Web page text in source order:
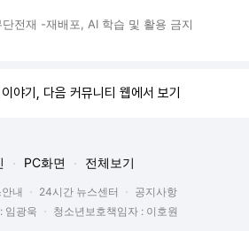
전재 -재배포, AI 학습 및 활용 금지
야기, 다음 커뮤니티 웹에서 보기
PC화면 전체보기
내 24시간 뉴스센터
공지사항
임광욱
청소년보호책임자 : 이호원